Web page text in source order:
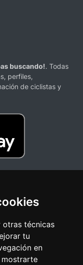
otras técnicas
tu
en
mostrarte
buscando!. Todas
perfiles,
de ciclistas y
ninguna organización o